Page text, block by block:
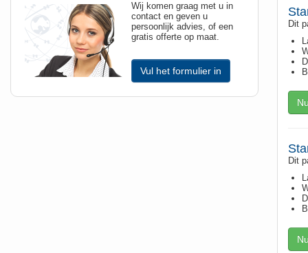
Dit
Dit
Wij komen graag met u in
contact en geven u
persoonlijk advies, of een
gratis offerte op maat.
Vul het formulier in